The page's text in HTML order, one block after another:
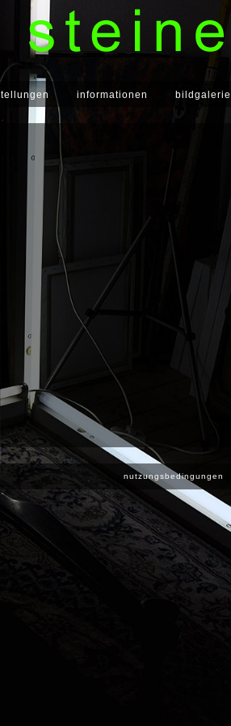
informationen bildgalerie
nutzungsbedingungen